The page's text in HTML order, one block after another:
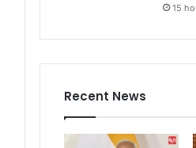
15
Recent News